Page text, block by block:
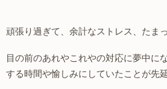
頑張り過ぎて、余計なストレス、たま
目の前のあれやこれやの対応に夢中に
する時間や愉しみにしていたことが先